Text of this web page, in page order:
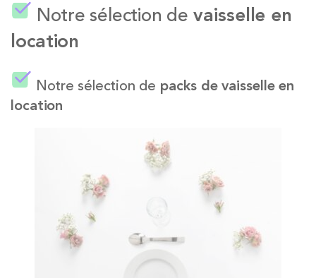
Notre sélection devaisselle en
location
Notre sélection de packs de vaisselle en
location